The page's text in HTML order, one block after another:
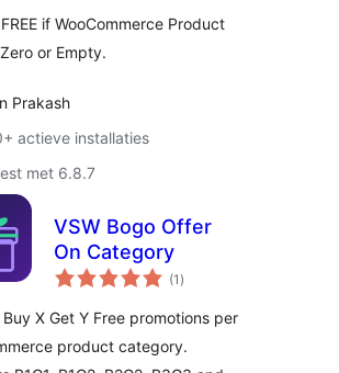
if WooCommerce Product
or Empty.
Prakash
actieve installaties
met 6.8.7
VSW Bogo Offer
On Category
(1 totaal
waarderingen
)
X Get Y Free promotions per
product category.